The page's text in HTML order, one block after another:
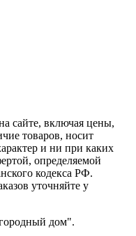
сайте, включая цены,
товаров, носит
и ни при каких
определяемой
кодекса РФ.
уточняйте у
дом".